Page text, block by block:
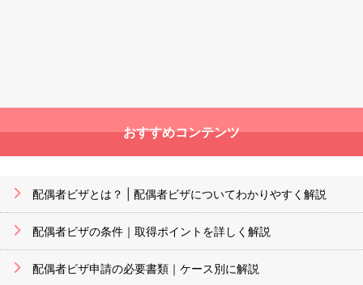
おすすめコンテンツ
配偶者ビザとは？ | 配偶者ビザについてわかりやすく解説
配偶者ビザの条件｜取得ポイントを詳しく解説
配偶者ビザ申請の必要書類｜ケース別に解説